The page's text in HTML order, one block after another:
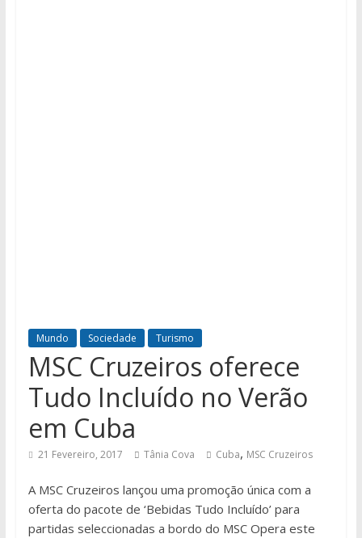
Mundo Sociedade Turismo
MSC Cruzeiros oferece
Tudo Incluído no Verão
em Cuba
21 Fevereiro, 2017 Tânia Cova Cuba, MSC Cruzeiros
A MSC Cruzeiros lançou uma promoção única com a
oferta do pacote de ‘Bebidas Tudo Incluído’ para
partidas seleccionadas a bordo do MSC Opera este